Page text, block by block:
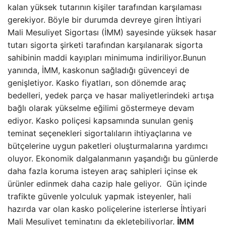
kalan yüksek tutarının kişiler tarafından karşılaması
gerekiyor. Böyle bir durumda devreye giren İhtiyari
Mali Mesuliyet Sigortası (İMM) sayesinde yüksek hasar
tutarı sigorta şirketi tarafından karşılanarak sigorta
sahibinin maddi kayıpları minimuma indiriliyor.Bunun
yanında, İMM, kaskonun sağladığı güvenceyi de
genişletiyor. Kasko fiyatları, son dönemde araç
bedelleri, yedek parça ve hasar maliyetlerindeki artışa
bağlı olarak yükselme eğilimi göstermeye devam
ediyor. Kasko poliçesi kapsamında sunulan geniş
teminat seçenekleri sigortalıların ihtiyaçlarına ve
bütçelerine uygun paketleri oluşturmalarına yardımcı
oluyor. Ekonomik dalgalanmanın yaşandığı bu günlerde
daha fazla koruma isteyen araç sahipleri içinse ek
ürünler edinmek daha cazip hale geliyor. Gün içinde
trafikte güvenle yolculuk yapmak isteyenler, hali
hazırda var olan kasko poliçelerine isterlerse İhtiyari
Mali Mesuliyet teminatını da ekletebiliyorlar. İMM